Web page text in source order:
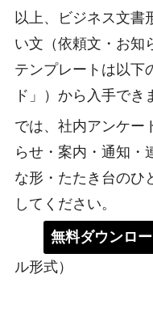
以上、ビジネス文書
い文（依頼文・お知
テンプレートは以下
ド」）から入手でき
では、社内アンケー
らせ・案内・通知・
な形・たたき台のひ
してください。
無料ダウンロ
ル形式）